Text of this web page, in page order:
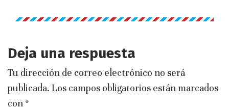
Deja una respuesta
Tu dirección de correo electrónico no será
publicada. Los campos obligatorios están marcados
con *